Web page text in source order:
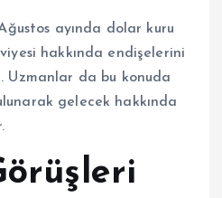
ayında dolar kuru
hakkında endişelerini
Uzmanlar da bu konuda
gelecek hakkında